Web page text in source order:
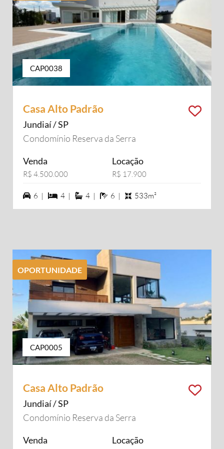
CAP0038
Casa Alto Padrão
Jundiaí / SP
Condomínio Reserva da Serra
Venda
R$ 4.500.000
Locação
R$ 17.900
6 vagas na garagem
6 | 4 dormiórios
4 | 4 suítes
4 | 6 banheiros
6 | 533m²
OPORTUNIDADE
CAP0005
Casa Alto Padrão
Jundiaí / SP
Condomínio Reserva da Serra
Venda Locação